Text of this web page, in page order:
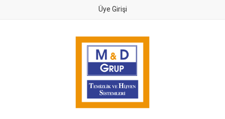
Üye Girişi